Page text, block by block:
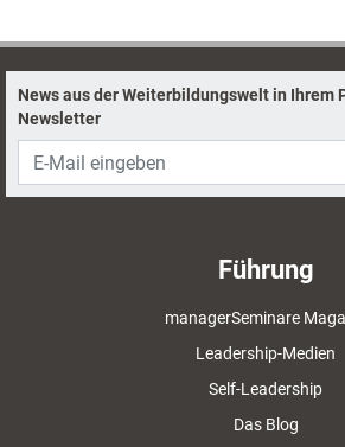
News aus der Weiterbildungswelt in Ihrem
Newsletter
Führung
managerSeminare
Leadership-Medien
Self-Leadership
Das Blog